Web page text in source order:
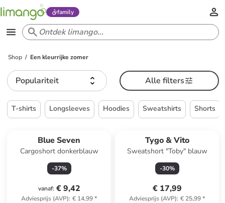
family
Shop Een kleurrijke zomer
Populariteit Alle filters
T-shirts Longsleeves Hoodies Sweatshirts Shorts
Blue Seven
Cargoshort donkerblauw
-37%
vanaf: € 9,42
Adviesprijs (AVP): € 14,99*
Tygo & Vito
Sweatshort "Toby" blauw
-30%
€ 17,99
Adviesprijs (AVP): € 25,99*